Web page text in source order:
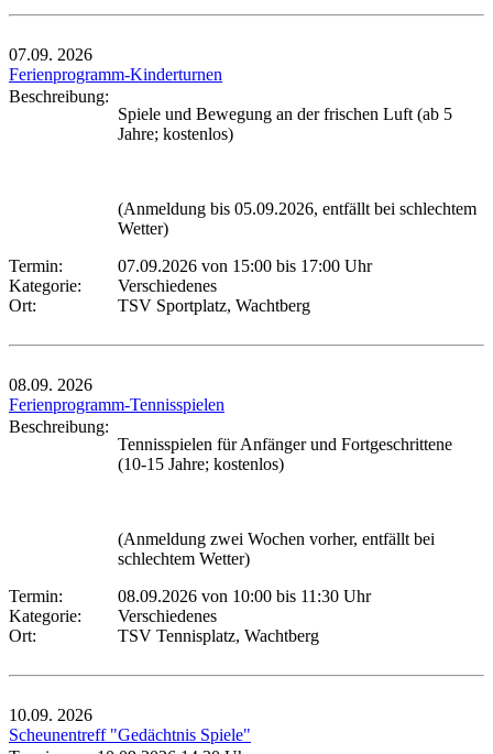
07.09. 2026
Ferienprogramm-Kinderturnen
Beschreibung:
Spiele und Bewegung an der frischen Luft (ab 5
Jahre; kostenlos)
(Anmeldung bis 05.09.2026, entfällt bei schlechtem
Wetter)
Termin:
07.09.2026 von 15:00 bis 17:00 Uhr
Kategorie:
Verschiedenes
Ort:
TSV Sportplatz, Wachtberg
08.09. 2026
Ferienprogramm-Tennisspielen
Beschreibung:
Tennisspielen für Anfänger und Fortgeschrittene
(10-15 Jahre; kostenlos)
(Anmeldung zwei Wochen vorher, entfällt bei
schlechtem Wetter)
Termin:
08.09.2026 von 10:00 bis 11:30 Uhr
Kategorie:
Verschiedenes
Ort:
TSV Tennisplatz, Wachtberg
10.09. 2026
Scheunentreff "Gedächtnis Spiele"